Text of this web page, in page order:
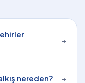
+
nereden? +